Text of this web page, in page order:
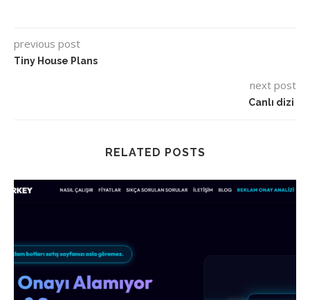
previous post
Tiny House Plans
next post
Canlı dizi
RELATED POSTS